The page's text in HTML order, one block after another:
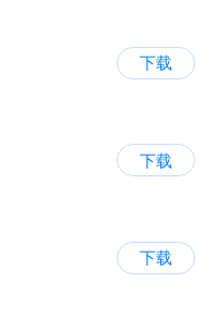
下载
下载
下载